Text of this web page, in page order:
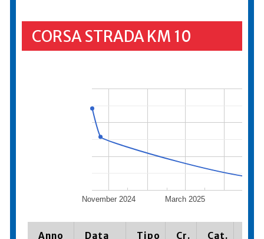
CORSA STRADA KM 10
November 2024 March 2025
Anno Data Tipo Cr. Cat.